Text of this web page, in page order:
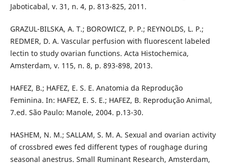
Jaboticabal, v. 31, n. 4, p. 813-825, 2011.
GRAZUL-BILSKA, A. T.; BOROWICZ, P. P.; REYNOLDS, L. P.;
REDMER, D. A. Vascular perfusion with fluorescent labeled
lectin to study ovarian functions. Acta Histochemica,
Amsterdam, v. 115, n. 8, p. 893-898, 2013.
HAFEZ, B.; HAFEZ, E. S. E. Anatomia da Reprodução
Feminina. In: HAFEZ, E. S. E.; HAFEZ, B. Reprodução Animal,
7.ed. São Paulo: Manole, 2004. p.13-30.
HASHEM, N. M.; SALLAM, S. M. A. Sexual and ovarian activity
of crossbred ewes fed different types of roughage during
seasonal anestrus. Small Ruminant Research, Amsterdam,